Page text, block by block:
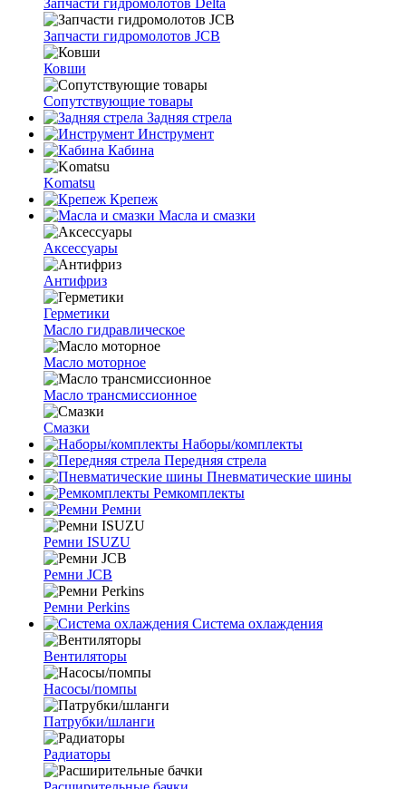
Запчасти гидромолотов Delta
Запчасти гидромолотов JCB
Ковши
Сопутствующие товары
Задняя стрела
Инструмент
Кабина
Komatsu
Крепеж
Масла и смазки
Аксессуары
Антифриз
Герметики
Масло гидравлическое
Масло моторное
Масло трансмиссионное
Смазки
Наборы/комплекты
Передняя стрела
Пневматические шины
Ремкомплекты
Ремни
Ремни ISUZU
Ремни JCB
Ремни Perkins
Система охлаждения
Вентиляторы
Насосы/помпы
Патрубки/шланги
Радиаторы